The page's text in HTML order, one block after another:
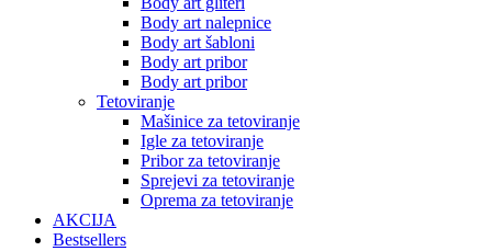
Body art nalepnice
Body art šabloni
Body art pribor
Body art pribor
Tetoviranje
Mašinice za tetoviranje
Igle za tetoviranje
Pribor za tetoviranje
Sprejevi za tetoviranje
Oprema za tetoviranje
AKCIJA
Bestsellers